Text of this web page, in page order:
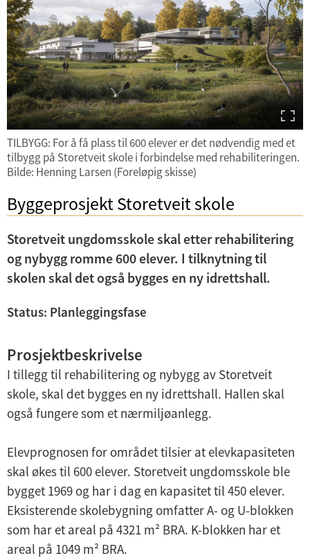
e
r
m
e
n
y
n
d
e
r
m
e
y
U
n
d
e
r
e
n
Skolebygg
Barnehagebygg
Idrettsanlegg
Helsebygg
Kulturbygg
Boligbygg
Andre bygg
e
r
n
y
n
d
m
e
n
y
TILBYGG: For å få plass til 600 elever er det nødvendig med et
tilbygg på Storetveit skole i forbindelse med rehabiliteringen.
Bilde: Henning Larsen (Foreløpig skisse)
Byggeprosjekt Storetveit skole
Storetveit ungdomsskole skal etter rehabilitering
og nybygg romme 600 elever. I tilknytning til
skolen skal det også bygges en ny idrettshall.
Status: Planleggingsfase
Prosjektbeskrivelse
I tillegg til rehabilitering og nybygg av Storetveit
skole, skal det bygges en ny idrettshall. Hallen skal
også fungere som et nærmiljøanlegg.
Elevprognosen for området tilsier at elevkapasiteten
skal økes til 600 elever. Storetveit ungdomsskole ble
bygget 1969 og har i dag en kapasitet til 450 elever.
Eksisterende skolebygning omfatter A- og U-blokken
som har et areal på 4321 m² BRA. K-blokken har et
areal på 1049 m² BRA.